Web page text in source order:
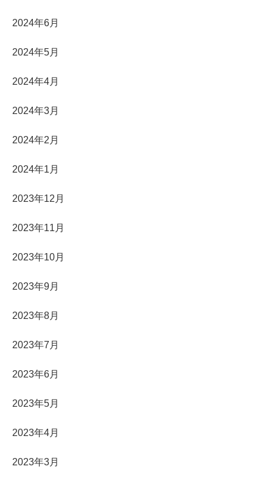
2024年6月
2024年5月
2024年4月
2024年3月
2024年2月
2024年1月
2023年12月
2023年11月
2023年10月
2023年9月
2023年8月
2023年7月
2023年6月
2023年5月
2023年4月
2023年3月